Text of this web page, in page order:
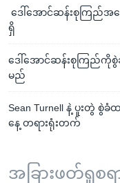
ဒေါ်အောင်ဆန်းစုကြည်အ
ရှိ
ဒေါ်အောင်ဆန်းစုကြည်ကို
မည်
Sean Turnell နဲ့ ပူးတွဲ
နေ့ တရားရုံးတက်
အခြားဖတ်ရှုစရာ